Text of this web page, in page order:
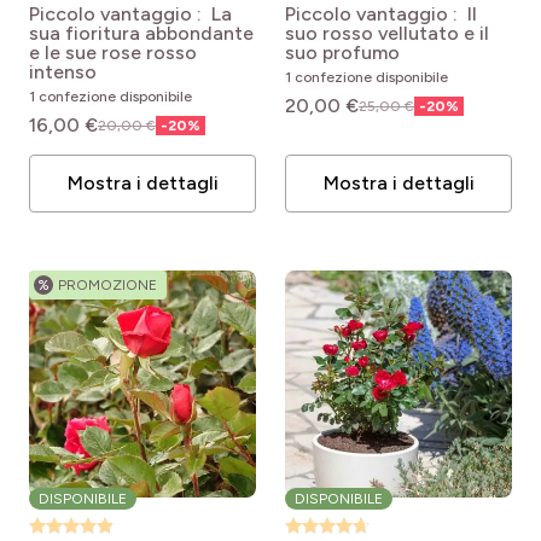
Fogliame
Caduco
Semi-caduco
Privo di profumo
Profumata (5)
Profumo intenso (10)
Conventionnel (42)
Periodo di fioritura
Maggio (17)
Giugno (46)
Luglio (46)
Agosto (45)
Periodo di messa a dimora ragionevole
Gennaio (38)
Febbraio (42)
Annaffiatura
floribunda Lili Marleen ®
Piccolo vantaggio : La
sua fioritura abbondante
e le sue rose rosso
intenso
1 confezione disponibile
16,00 €20,00 € -20%
Mostra i dettagli
Lincoln
Piccolo vantaggio : Il
suo rosso vellutato e il
suo profumo
1 confezione disponibile
20,00 €25,00 € -20%
Mostra i dettagli
% PROMOZIONE
DISPONIBILE DISPONIBILE